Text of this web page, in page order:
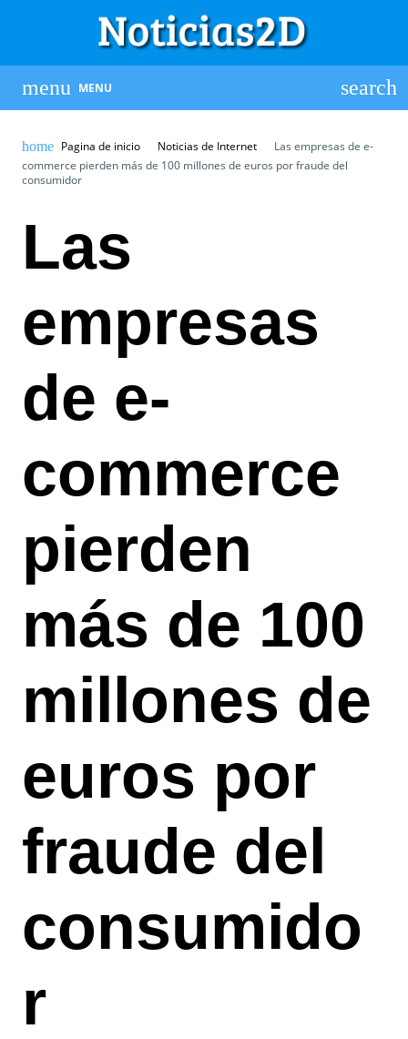
MENU
Pagina de inicio Noticias de Internet
Las empresas de e-
commerce pierden más de 100 millones de euros por fraude del
consumidor
Las
empresas
de e-
commerce
pierden
más de 100
millones de
euros por
fraude del
consumido
r